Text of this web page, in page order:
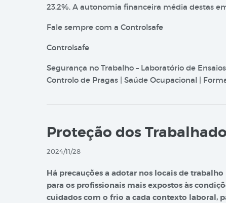
23,2%. A autonomia financeira média destas
Fale sempre com a Controlsafe
Controlsafe
Segurança no Trabalho – Laboratório de
Controlo de Pragas | Saúde Ocupacional |
Proteção dos
2024/11/28
Há precauções a adotar nos locais de
para os profissionais mais expostos às
cuidados com o frio a cada contexto laboral,